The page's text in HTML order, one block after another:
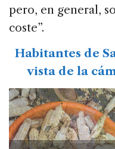
pero, en general,
coste”.
Habitantes de
vista de la